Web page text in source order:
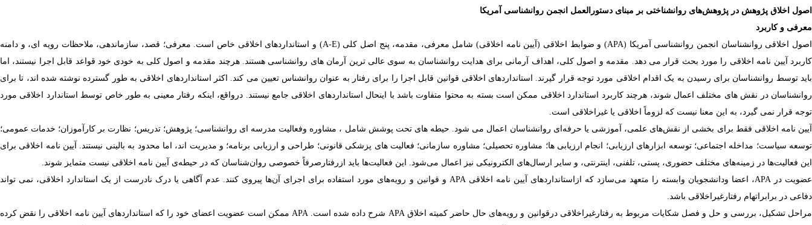
اصول اخلاق پژوهش در پژوهش‌های روانشناختی بر مبنای دستورالعمل انجمن روانشناسی آمریکا
معرفی و کاربرد
اصول اخلاقی روانشناسان انجمن روانشناسی آمریکا ((APAو ضوابط اخلاقی (آیین نامه اخلاقی) شامل معرفی، مقدمه، پنج اصل کلی (A-E) و استانداردهای اخلاقی خاص است. معرفی؛ قصد، سازماندهی، ملاحظات رویه ای، و دامنه
کاربرد آیین نامه
اخلاقی را مورد بحث قرار می دهد. مقدمه و اصول کلی، اهداف آرمانی برای هدایت روانشناسان به سوی عالی ترین آرمان های روانشناسی هستند. هرچند مقدمه و اصول کلی به خودی خود قواعد قابل اجرا نیستند، اما
باید توسط روانشناسان برای رسیدن به یک اقدام اخلاقی مورد توجه قرار گیرند. استانداردهای اخلاقی قوانین قابل اجرا را برای رفتار به عنوان روانشناس تعیین می کند. اکثر استانداردهای اخلاقی به طور گسترده نوشته شده اند، تا برای
روانشناسان در نقش های مختلف اعمال شوند، هرچند کاربرد استاندارد اخلاقی ممکن است بسته به محتوا متفاوت باشد با اینحال استانداردهای اخلاقی جامع نیستند. درواقع، اینکه رفتار معینی به طور خاص توسط استاندارد اخلاقی مورد
توجه قرار نمی گیرد، به این معنا نیست که لزوماً اخلاقی یا غیراخلاقی است.
آیین نامه اخلاقی فقط برای بخشی از نقش‌های علمی، آموزشی یا حرفه‌ای روانشناسان اعمال می شود. حیطه های تحت پوشش شامل ، مشاوره وفعالیت مدرسه ای روانشناسی؛ پژوهش؛ تدریس؛ نظارت بر کارآموزان؛ خدمات عمومی؛
توسعه سیاست؛ مداخله اجتماعی؛ توسعه ابزارهای ارزیابی؛ انجام ارزیابی ها؛ مشاوره تحصیلی؛ مشاوره سازمانی؛ فعالیت های پزشکی قانونی؛ طراحی و ارزیابی برنامه؛ و مدیریت اند، اما محدود به بالینی نیستند.
آیین نامه
اخلاقی برای
این فعالیت‌ها در زمینه‌های مختلف حضوری، پستی، تلفنی، اینترنتی، و سایر ارسال‌های الکترونیکی نیز اعمال می‌شود. این فعالیت‌ها باید ازرفتارصرفاً خصوصی روان‌شناسان که در حیطه‌ی
آیین نامه
اخلاقی نیست متمایز شوند.
عضویت درAPA، اعضا ودانشجویان وابسته را متعهد می‌سازد که ازاستانداردهای آیین نامه اخلاقیAPA و قوانین و رویه‌های مورد استفاده برای اجرای آن‌ها پیروی کنند. عدم آگاهی یا درک نادرست از یک استاندارد اخلاقی، نمی تواند
دفاعی در برابراتهام رفتارغیراخلاقی باشد.
مراحل تشکیل، بررسی و حل و فصل شکایات مربوط به رفتارغیراخلاقی درقوانین و رویه‌های حال حاضر کمیته اخلاقAPA شرح داده شده است.APA ممکن است عضویت اعضای خود را که استانداردهای آیین نامه
اخلاقی را نقض کرده